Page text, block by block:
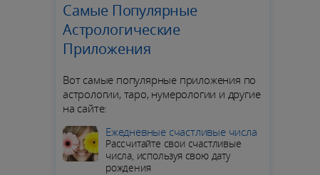
Самые Популярные
Астрологические
Приложения
Вот самые популярные приложения по
астрологии, таро, нумерологии и другие
на сайте:
Ежедневные счастливые числа
Рассчитайте свои счастливые
числа, используя свою дату
рождения